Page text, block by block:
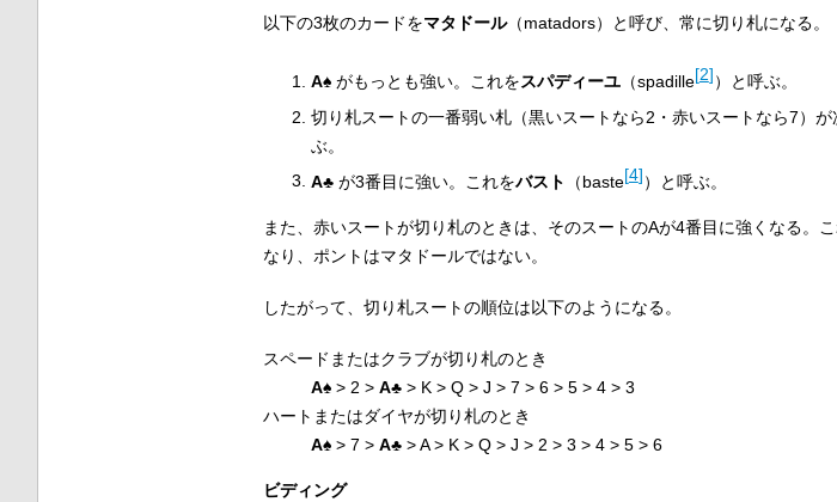
以下の3枚のカードをマタドール（matadors）と呼び、常に切り札になる。
A♠がもっとも強い。これをスパディーユ（spadille[2]）と呼ぶ。
切り札スートの一番弱い札（黒いスートなら2・赤いスートなら7）
ぶ。
A♣が3番目に強い。これをバスト （baste[4]）と呼ぶ。
また、赤いスートが切り札のときは、そのスートのAが4番目に強くなる。
なり、ポントはマタドールではない。
したがって、切り札スートの順位は以下のようになる。
スペードまたはクラブが切り札のとき
A♠> 2 > A♣> K > Q > J > 7 > 6 > 5 > 4 > 3
ハートまたはダイヤが切り札のとき
A♠> 7 > A♣> A > K > Q > J > 2 > 3 > 4 > 5 > 6
ビディング